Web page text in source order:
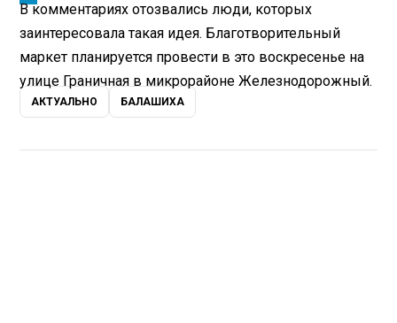
В комментариях отозвались люди, которых
заинтересовала такая идея. Благотворительный
маркет планируется провести в это воскресенье на
улице Граничная в микрорайоне Железнодорожный.
АКТУАЛЬНО БАЛАШИХА